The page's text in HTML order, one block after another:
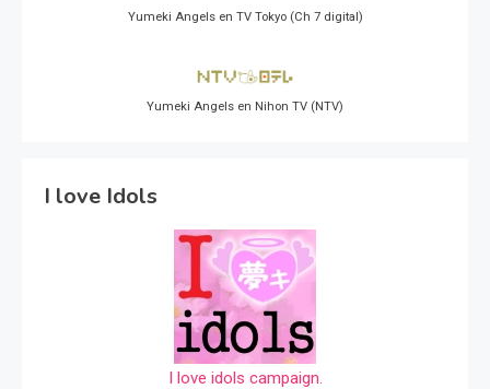
Yumeki Angels en TV Tokyo (Ch 7 digital)
Yumeki Angels en Nihon TV (NTV)
I love Idols
I love idols campaign.